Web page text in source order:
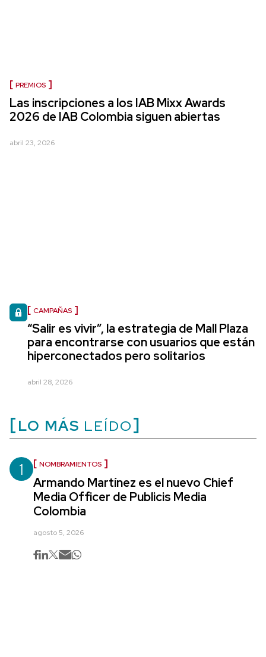
PREMIOS
Las inscripciones a los IAB Mixx Awards
2026 de IAB Colombia siguen abiertas
abril 23, 2026
CAMPAÑAS
“Salir es vivir”, la estrategia de Mall Plaza
para encontrarse con usuarios que están
hiperconectados pero solitarios
abril 28, 2026
LO MÁS LEÍDO
1 NOMBRAMIENTOS
Armando Martínez es el nuevo Chief
Media Officer de Publicis Media
Colombia
agosto 5, 2026